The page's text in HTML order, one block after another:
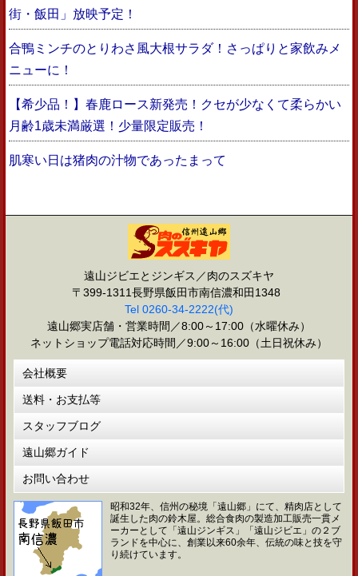
街・飯田」放映予定！
合鴨ミンチのとりわさ風大根サラダ！さっぱりと家飲みメ
ニューに！
【希少品！】春鹿ロース新発売！クセが少なくて柔らかい
月齢1歳未満厳選！少量限定販売！
肌寒い日は猪肉の汁物であったまって
遠山ジビエとジンギス／肉のスズキヤ
〒399-1311長野県飯田市南信濃和田1348
Tel 0260-34-2222(代)
遠山郷実店舗・営業時間／8:00～17:00（水曜休み）
ネットショップ電話対応時間／9:00～16:00（土日祝休み）
会社概要
送料・お支払等
スタッフブログ
遠山郷ガイド
お問い合わせ
昭和32年、信州の秘境「遠山郷」にて、精肉店として
誕生した肉の鈴木屋。総合食肉の製造加工販売一貫メ
ーカーとして「遠山ジンギス」「遠山ジビエ」の２ブ
ランドを中心に、創業以来60余年、伝統の味と技を守
り続けています。